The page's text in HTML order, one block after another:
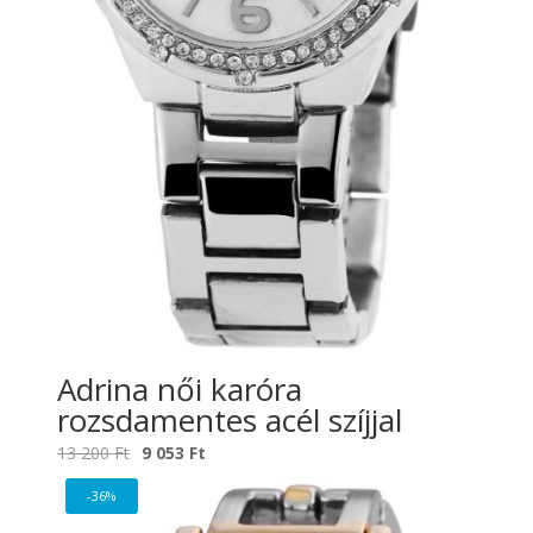
Adrina női karóra
rozsdamentes acél szíjjal
13 200Ft Original
price
was:
9 053 Ft
is:
-36%